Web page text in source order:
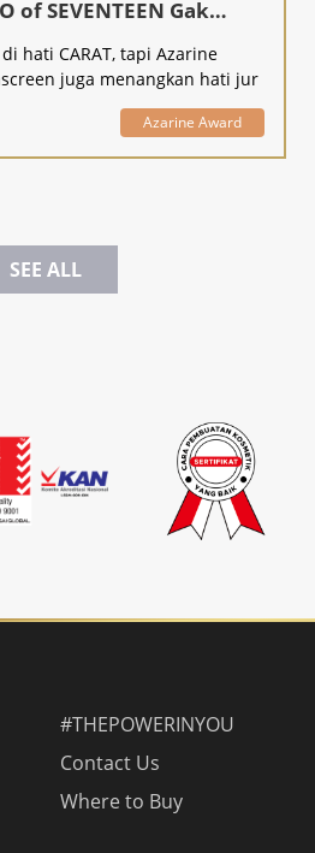
of SEVENTEEN Gak
hati CARAT, tapi Azarine
juga menangkan hati jur
Azarine Award
SEE ALL
#THEPOWERINYOU
Contact Us
Where to Buy